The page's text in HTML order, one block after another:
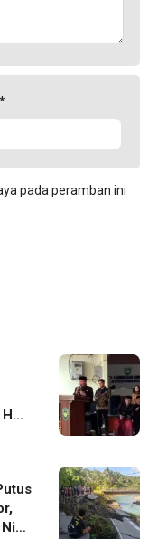
*
pada peramban ini